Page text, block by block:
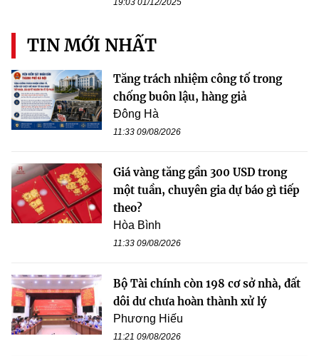
TIN MỚI NHẤT
Tăng trách nhiệm công tố trong
chống buôn lậu, hàng giả
Đông Hà
11:33 09/08/2026
Giá vàng tăng gần 300 USD trong
một tuần, chuyên gia dự báo gì tiếp
theo?
Hòa Bình
11:33 09/08/2026
Bộ Tài chính còn 198 cơ sở nhà, đất
dôi dư chưa hoàn thành xử lý
Phương Hiếu
11:21 09/08/2026